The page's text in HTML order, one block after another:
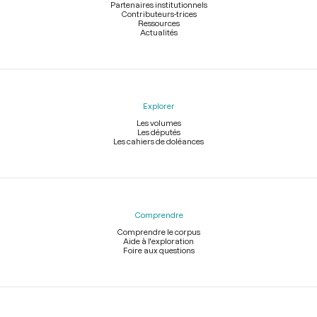
Partenaires institutionnels
Contributeurs-trices
Ressources
Actualités
Explorer
Les volumes
Les députés
Les cahiers de doléances
Comprendre
Comprendre le corpus
Aide à l'exploration
Foire aux questions